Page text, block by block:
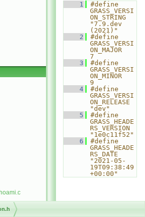
    1
#define
GRASS_VERSI
ON_STRING
"7.9.dev
(2021)"
    2
#define
GRASS_VERSI
ON_MAJOR
7
    3
#define
GRASS_VERSI
ON_MINOR
9
    4
#define
GRASS_VERSI
ON_RELEASE
"dev"
    5
#define
GRASS_HEADE
RS_VERSION
"1e0c11f52"
    6
#define
GRASS_HEADE
RS_DATE
"2021-05-
19T09:38:49
+00:00"